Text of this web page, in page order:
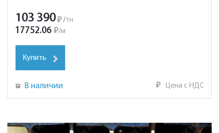
103 390₽ /тн
17752.06 ₽/м
Купить
В наличии ₽ Цена с НДС